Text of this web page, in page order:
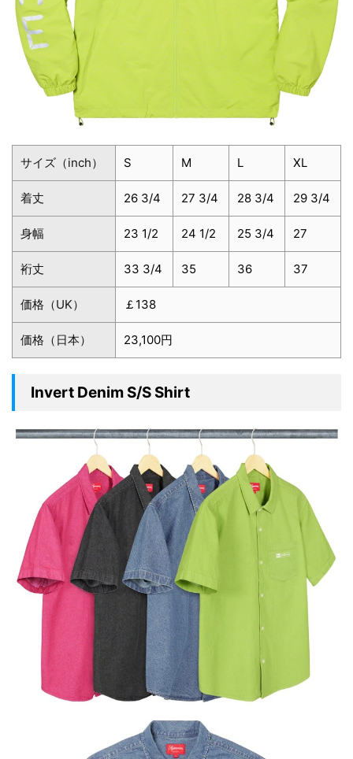
サイズ（inch） S M L XL
着丈 26 3/4 27 3/4 28 3/4 29 3/4
身幅 23 1/2 24 1/2 25 3/4 27
裄丈 33 3/4 35 36 37
価格（UK） ￡138
価格（日本） 23,100円
Invert Denim S/S Shirt